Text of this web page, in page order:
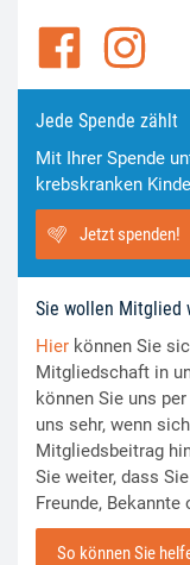
Jede Spende zählt
Mit Ihrer Spende
krebskranken
Jetzt spenden!
Sie wollen Mitglied
Hier können Sie
Mitgliedschaft in
können Sie uns
uns sehr, wenn
Mitgliedsbeitrag
Sie weiter, dass
Freunde, Bekannte
So können Sie